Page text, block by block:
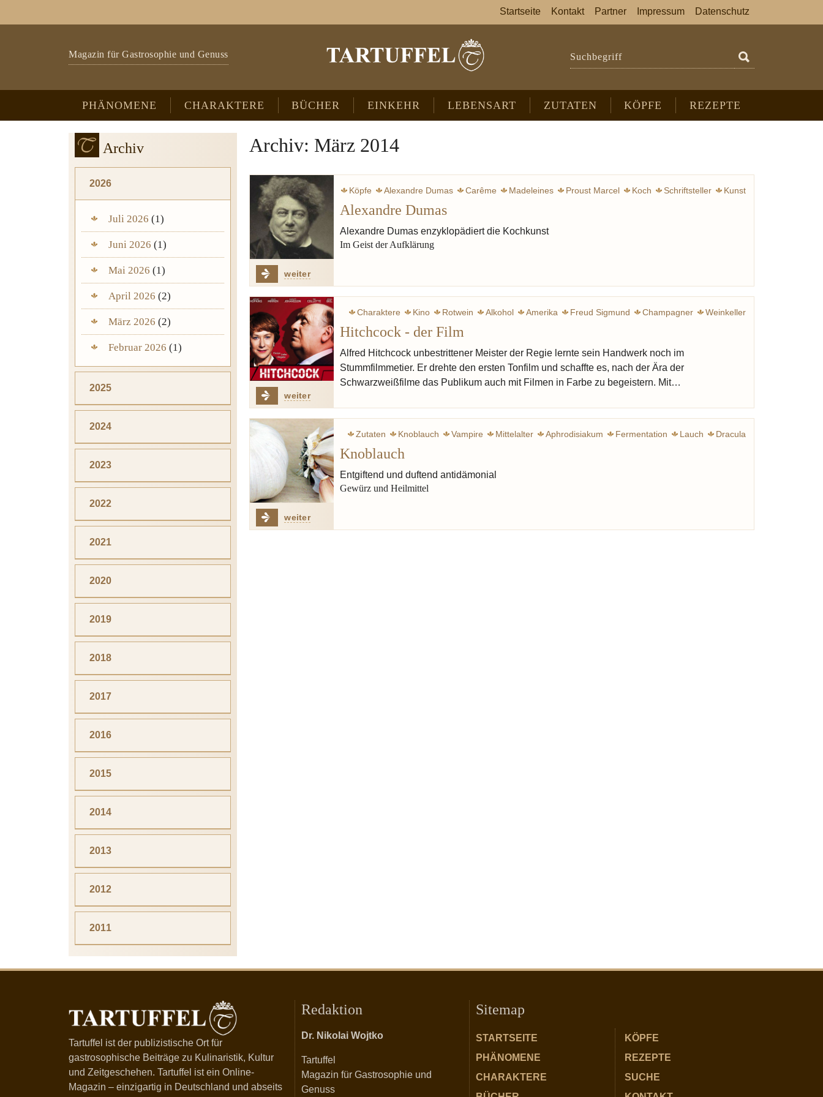
Magazin für Gastrosophie und Genuss Suchbegriff
PHÄNOMENE CHARAKTERE BÜCHER EINKEHR LEBENSART ZUTATEN KÖPFE REZEPTE
Startseite Kontakt Partner Impressum Datenschutz
Archiv: März 2014
weiter
Köpfe Alexandre Dumas Carême Madeleines Proust Marcel Koch Schriftsteller
Kunst
Combray
Zeit
Alexandre Dumas
Alexandre Dumas enzyklopädiert die Kochkunst
Im Geist der Aufklärung
weiter
Charaktere Kino Rotwein Alkohol Amerika Freud Sigmund Champagner Weinkeller
Hitchcock - der Film
Alfred Hitchcock unbestrittener Meister der Regie lernte sein Handwerk noch im
Stummfilmmetier. Er drehte den ersten Tonfilm und schaffte es, nach der Ära der
Schwarzweißfilme das Publikum auch mit Filmen in Farbe zu begeistern. Mit…
weiter
Zutaten Knoblauch Vampire Mittelalter Aphrodisiakum Fermentation Lauch
Dracula
Knoblauch
Entgiftend und duftend antidämonial
Gewürz und Heilmittel
Archiv
2026
Juli 2026 (1)
Juni 2026 (1)
Mai 2026 (1)
April 2026 (2)
März 2026 (2)
Februar 2026 (1)
2025
2024
2023
2022
2021
2020
2019
2018
2017
2016
2015
2014
2013
2012
2011
Tartuffel ist der publizistische Ort für
gastrosophische Beiträge zu Kulinaristik, Kultur
und Zeitgeschehen. Tartuffel ist ein Online-
Magazin – einzigartig in Deutschland und abseits
Redaktion
Dr. Nikolai Wojtko
Tartuffel
Magazin für Gastrosophie und
Genuss
Sitemap
STARTSEITE
PHÄNOMENE
CHARAKTERE
KÖPFE
REZEPTE
SUCHE